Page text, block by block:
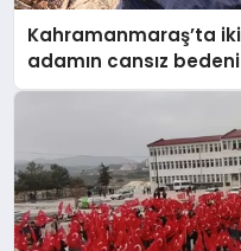
Kahramanmaraş’ta
adamın cansız